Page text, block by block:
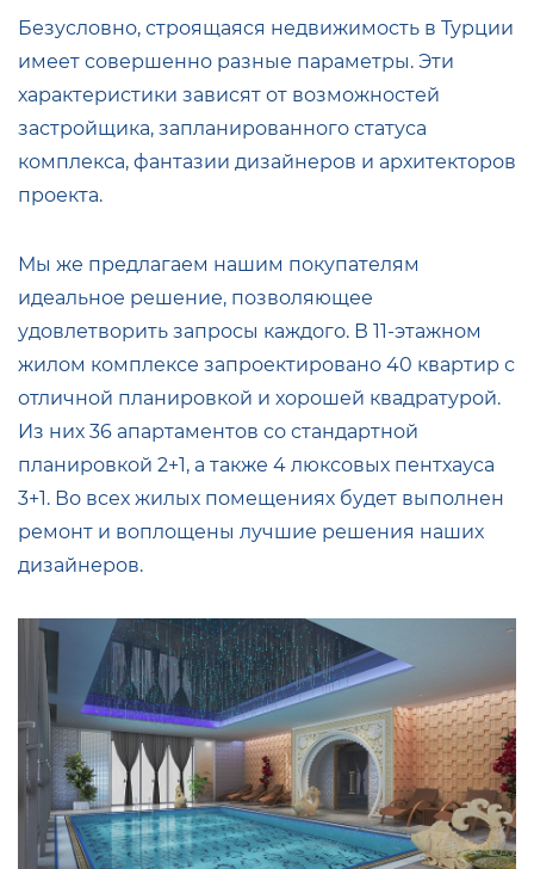
Безусловно, строящаяся недвижимость в Турции
имеет совершенно разные параметры. Эти
характеристики зависят от возможностей
застройщика, запланированного статуса
комплекса, фантазии дизайнеров и архитекторов
проекта.
Мы же предлагаем нашим покупателям
идеальное решение, позволяющее
удовлетворить запросы каждого. В 11-этажном
жилом комплексе запроектировано 40 квартир с
отличной планировкой и хорошей квадратурой.
Из них 36 апартаментов со стандартной
планировкой 2+1, а также 4 люксовых пентхауса
3+1. Во всех жилых помещениях будет выполнен
ремонт и воплощены лучшие решения наших
дизайнеров.